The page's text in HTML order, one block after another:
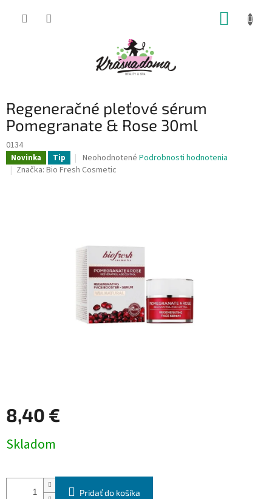
Regeneračné pleťové sérum
Pomegranate & Rose 30ml
0134
Novinka Tip
Priemerné
hodnotenie
Neohodnotené Podrobnosti hodnotenia
Značka: Bio Fresh Cosmetic
8,40 €
cena:
Skladom
Pridať do košíka